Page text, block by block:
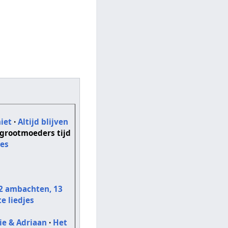
· Altijd blijven
tijd
ambachten, 13
liedjes
& Adriaan · Het